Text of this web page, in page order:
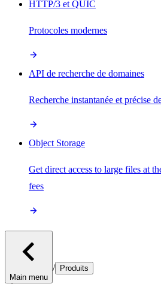
HTTP/3 et QUIC
Protocoles modernes
API de recherche de domaines
Recherche instantanée et précise
Object Storage
Get direct access to large files at
fees
Main menu
/ Produits